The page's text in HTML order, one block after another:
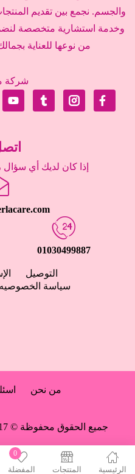
الرئيسية المتتجات
0
المفضلة
والجسم. نجمع بين تقديم
وخدمة استشارية متخصصة
من نوعها للعناية
شركة
إذا كان لديك أي سؤال
01030499887
التوصيل
سياسة الخصوصيه
جميع الحقوق محفوظة © 2017- 2025 لمتجر Merla Care
من نحن